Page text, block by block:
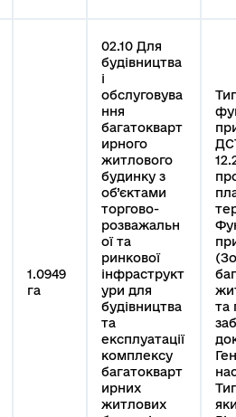
1.0949
га
02.10 Для
будівництва
і
обслуговува
ння
багатокварт
ирного
житлового
будинку з
об’єктами
торгово-
розважальн
ої та
ринкової
інфраструкт
ури для
будівництва
та
експлуатації
комплексу
багатокварт
ирних
житлових
та